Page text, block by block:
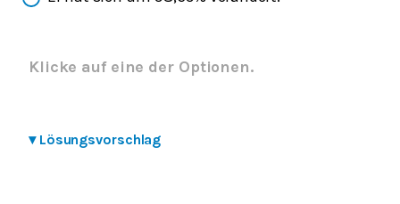
Klicke auf eine der Optionen.
▾ Lösungsvorschlag